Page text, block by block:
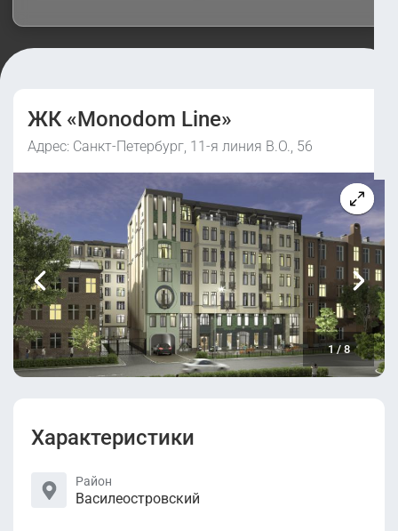
ЖК «Monodom Line»
Адрес: Санкт-Петербург, 11-я линия В.О., 56
1/8
Характеристики
Район
Василеостровский